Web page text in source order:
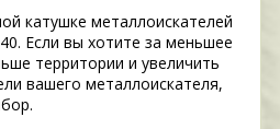
катушке металлоискателей
Если вы хотите за меньшее
территории и увеличить
вашего металлоискателя,